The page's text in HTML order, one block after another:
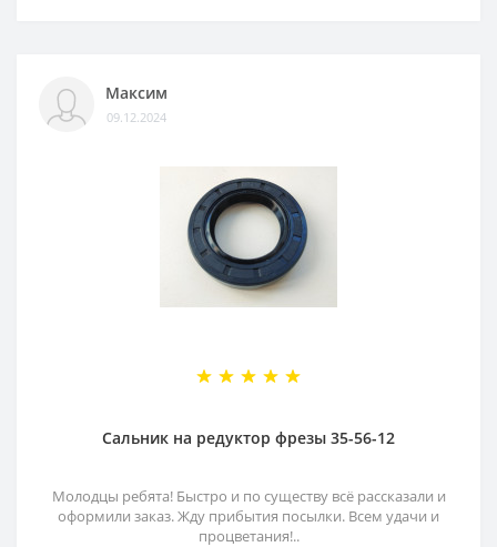
Максим
09.12.2024
Сальник на редуктор фрезы 35-56-12
Молодцы ребята! Быстро и по существу всё рассказали и
оформили заказ. Жду прибытия посылки. Всем удачи и
процветания!..